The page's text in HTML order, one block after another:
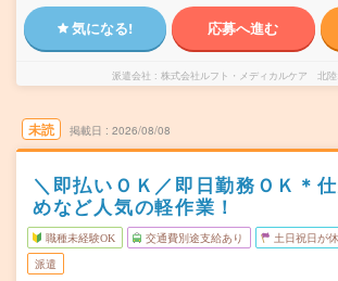
気になる! 応募へ進む
派遣会社 株式会社ルフト・メディカルケア 北陸
未読 掲載日 2026/08/08
＼即払いＯＫ／即日勤務ＯＫ＊
めなど人気の軽作業！
職種未経験OK 交通費別途支給あり 土日祝日が
派遣